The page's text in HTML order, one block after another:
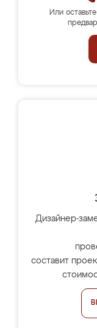
Или
Дизайнер-
составит